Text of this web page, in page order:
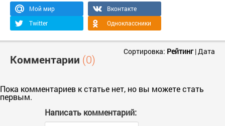
Мой мир
Вконтакте
Twitter
Одноклассники
Комментарии (0)
Сортировка: Рейтинг|Дата
Пока комментариев к статье нет, но вы можете стать
первым.
Написать комментарий: